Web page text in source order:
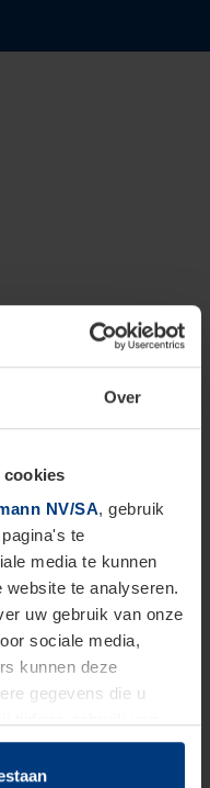
Over
cookies
NV/SA, gebruik
te
media te kunnen
website te analyseren.
uw gebruik van onze
sociale media,
kunnen deze
gegevens die u
op uw